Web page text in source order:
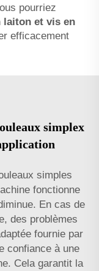
pourriez
laiton et vis en
efficacement
simplex
simples
fonctionne
En cas de
des problèmes
fournie par
confiance à une
Cela garantit la